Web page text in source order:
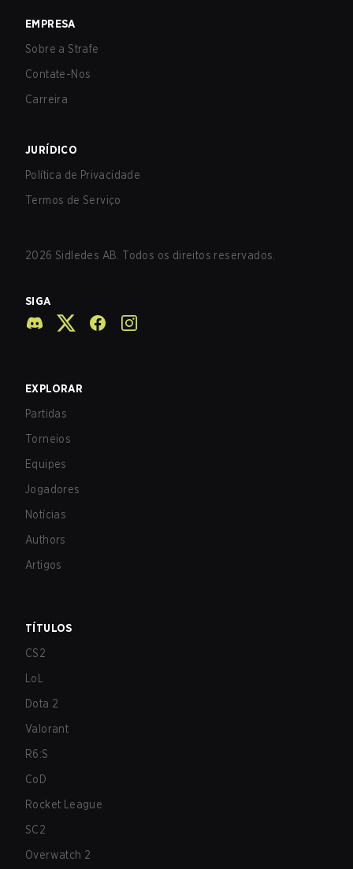
EMPRESA
Sobre a Strafe
Contate-Nos
Carreira
JURÍDICO
Política de Privacidade
Termos de Serviço
2026 Sidledes AB. Todos os direitos reservados.
SIGA
EXPLORAR
Partidas
Torneios
Equipes
Jogadores
Notícias
Authors
Artigos
TÍTULOS
CS2
LoL
Dota 2
Valorant
R6:S
CoD
Rocket League
SC2
Overwatch 2